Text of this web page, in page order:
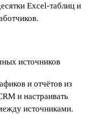
Excel-таблиц и
источников
и отчётов из
и настраивать
источниками.